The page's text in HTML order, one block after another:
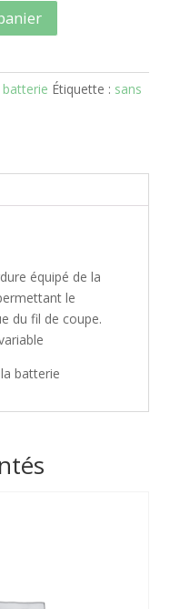
batterie Étiquette : sans
équipé de la
le
du fil de coupe.
batterie